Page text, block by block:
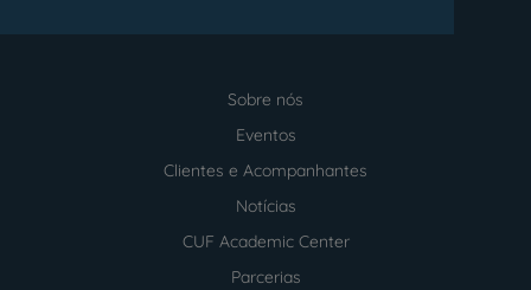
Sobre nós
Eventos
Clientes e Acompanhantes
Notícias
CUF Academic Center
Parcerias